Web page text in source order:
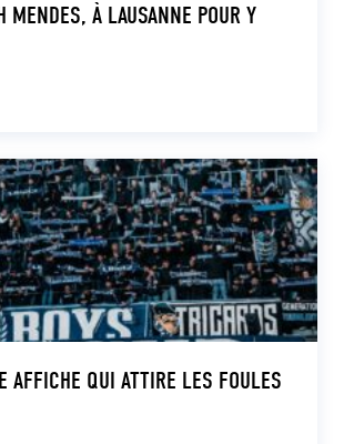
MENDES, À LAUSANNE POUR Y
AFFICHE QUI ATTIRE LES FOULES